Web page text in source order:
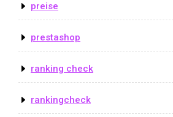
preise
prestashop
ranking check
rankingcheck